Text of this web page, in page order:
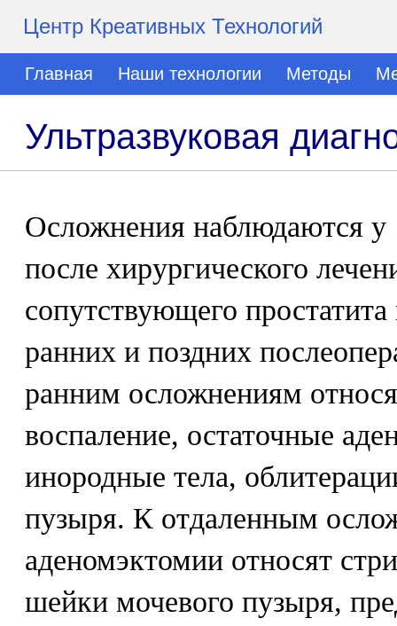
Центр Креативных Технологий
Главная Наши технологии Методы
Ультразвуковая
Осложнения наблюдаются
после хирургического
сопутствующего
ранних и поздних
ранним осложнениям
воспаление, остаточные
инородные тела,
пузыря. К отдаленным
аденомэктомии относят
шейки мочевого пузыря,